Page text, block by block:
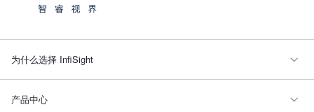
为什么选择 InfiSight
产品中心